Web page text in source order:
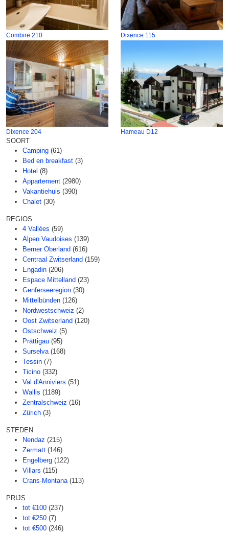
Combire 210 Dixence 115
Dixence 204 Hameau D12
SOORT
Camping (61)
Bed en breakfast (3)
Hotel (8)
Appartement (2980)
Vakantiehuis (390)
Chalet (30)
REGIOS
4 Vallées (59)
Alpen Vaudoises (139)
Berner Oberland (616)
Centraal Zwitserland (159)
Engadin (206)
Espace Mittelland (23)
Genferseeregion (30)
Mittelbünden (126)
Nordwestschweiz (2)
Oost Zwitserland (120)
Ostschweiz (5)
Prättigau (95)
Surselva (168)
Tessin (7)
Ticino (332)
Val d'Anniviers (51)
Wallis (1189)
Zentralschweiz (16)
Zürich (3)
STEDEN
Nendaz (215)
Zermatt (146)
Engelberg (122)
Villars (115)
Crans-Montana (113)
PRIJS
tot €100 (237)
tot €250 (7)
tot €500 (246)